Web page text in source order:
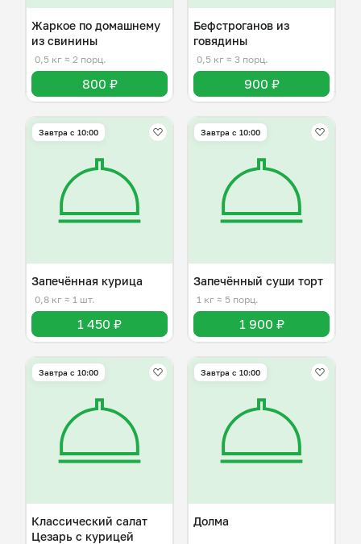
Жаркое по домашнему
из свинины
0,5 кг ≈ 2 порц.
800 ₽
Бефстроганов из
говядины
0,5 кг ≈ 3 порц.
900 ₽
Завтра c 10:00
Запечённая курица
0,8 кг ≈ 1 шт.
1 450 ₽
Завтра c 10:00
Запечённый суши торт
1 кг ≈ 5 порц.
1 900 ₽
Завтра c 10:00
Классический салат
Цезарь с курицей
Завтра c 10:00
Долма